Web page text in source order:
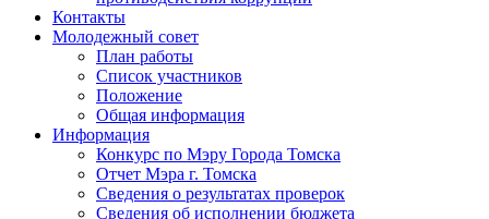
Контакты
Молодежный совет
План работы
Список участников
Положение
Общая информация
Информация
Конкурс по Мэру Города Томска
Отчет Мэра г. Томска
Сведения о результатах проверок
Сведения об исполнении бюджета